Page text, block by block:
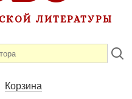
ЛИТЕРАТУРЫ
Корзина